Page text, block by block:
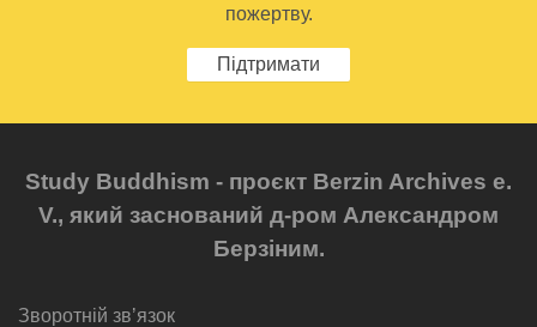
пожертву.
Підтримати
Study Buddhism - проєкт Berzin Archives e.
V., який заснований д-ром Александром
Берзіним.
Зворотній звʼязок